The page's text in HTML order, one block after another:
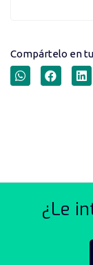
Compártelo en
¿Le